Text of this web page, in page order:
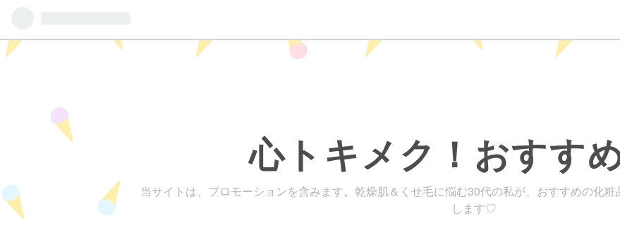
心トキメク！おすす
当サイトは、プロモーションを含みます。乾燥肌＆くせ毛に悩む30代の私が、おすすめの化
します♡